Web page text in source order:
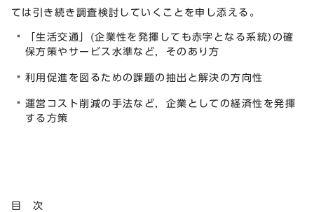
ては引き続き調査検討していくことを申し添える。
「生活交通」(企業性を発揮しても赤字となる系統)の確
保方策やサービス水準など，そのあり方
利用促進を図るための課題の抽出と解決の方向性
運営コスト削減の手法など，企業としての経済性を発揮
する方策
目 次